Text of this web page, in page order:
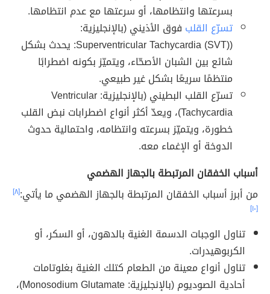
بسرعتها وانتظامها، أو سرعتها مع عدم انتظامها.
تسرّع القلب فوق الأذيني (بالإنجليزية:
(Superventricular Tachycardia (SVT): يحدث بشكل
شائع بين الشبان الأصحّاء، ويتميّز بكونه اضطرابًا
منتظمًا سريعًا بشكل غير طبيعي.
تسرّع القلب البطيني (بالإنجليزية: Ventricular
Tachycardia)، ويعدّ أكثر أنواع اضطرابات نبض القلب
خطورة، ويتميّز بسرعته وانتظامه، واحتمالية حدوث
الدوخة أو الإغماء معه.
أسباب الخفقان المرتبطة بالجهاز الهضمي
من أبرز أسباب الخفقان المرتبطة بالجهاز الهضمي ما يأتي:[٨]
[١٠]
تناول الوجبات الدسمة الغنية بالدهون، أو السكر، أو
الكربوهيدرات.
تناول أنواع معينة من الطعام كتلك الغنية بغلوتامات
أحادية الصوديوم (بالإنجليزية: Monosodium Glutamate)،